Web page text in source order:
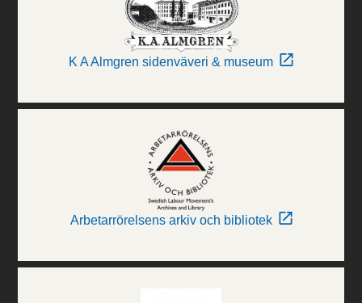
K A Almgren sidenväveri & museum
Arbetarrörelsens arkiv och bibliotek